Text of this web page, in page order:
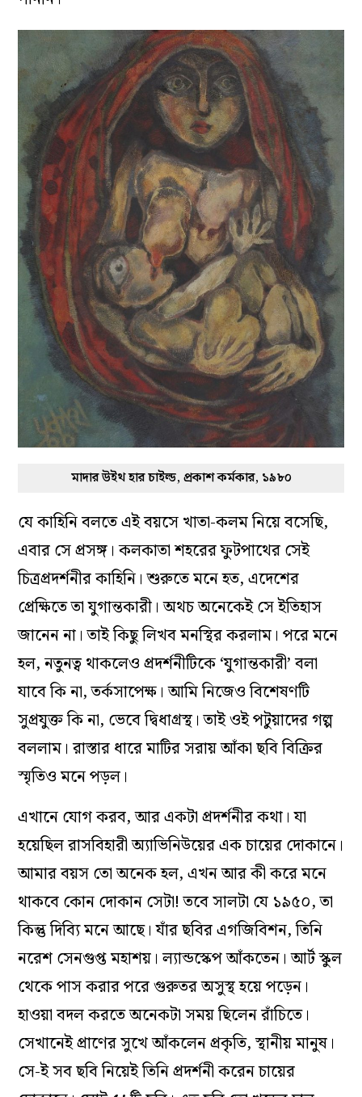
মাদার উইথ হার চাইল্ড, প্রকাশ কর্মকার, ১৯৮০
যে কাহিনি বলতে এই বয়সে খাতা-কলম নিয়ে বসেছি,
এবার সে প্রসঙ্গ। কলকাতা শহরের ফুটপাথের সেই
চিত্রপ্রদর্শনীর কাহিনি। শুরুতে মনে হত, এদেশের
প্রেক্ষিতে তা যুগান্তকারী। অথচ অনেকেই সে ইতিহাস
জানেন না। তাই কিছু লিখব মনস্থির করলাম। পরে মনে
হল, নতুনত্ব থাকলেও প্রদর্শনীটিকে ‘যুগান্তকারী’ বলা
যাবে কি না, তর্কসাপেক্ষ। আমি নিজেও বিশেষণটি
সুপ্রযুক্ত কি না, ভেবে দ্বিধাগ্রস্থ। তাই ওই পটুয়াদের গল্প
বললাম। রাস্তার ধারে মাটির সরায় আঁকা ছবি বিক্রির
স্মৃতিও মনে পড়ল।
এখানে যোগ করব, আর একটা প্রদর্শনীর কথা। যা
হয়েছিল রাসবিহারী অ্যাভিনিউয়ের এক চায়ের দোকানে।
আমার বয়স তো অনেক হল, এখন আর কী করে মনে
থাকবে কোন দোকান সেটা! তবে সালটা যে ১৯৫০, তা
কিন্তু দিব্যি মনে আছে। যাঁর ছবির এগজিবিশন, তিনি
নরেশ সেনগুপ্ত মহাশয়। ল্যান্ডস্কেপ আঁকতেন। আর্ট স্কুল
থেকে পাস করার পরে গুরুতর অসুস্থ হয়ে পড়েন।
হাওয়া বদল করতে অনেকটা সময় ছিলেন রাঁচিতে।
সেখানেই প্রাণের সুখে আঁকলেন প্রকৃতি, স্থানীয় মানুষ।
সে-ই সব ছবি নিয়েই তিনি প্রদর্শনী করেন চায়ের